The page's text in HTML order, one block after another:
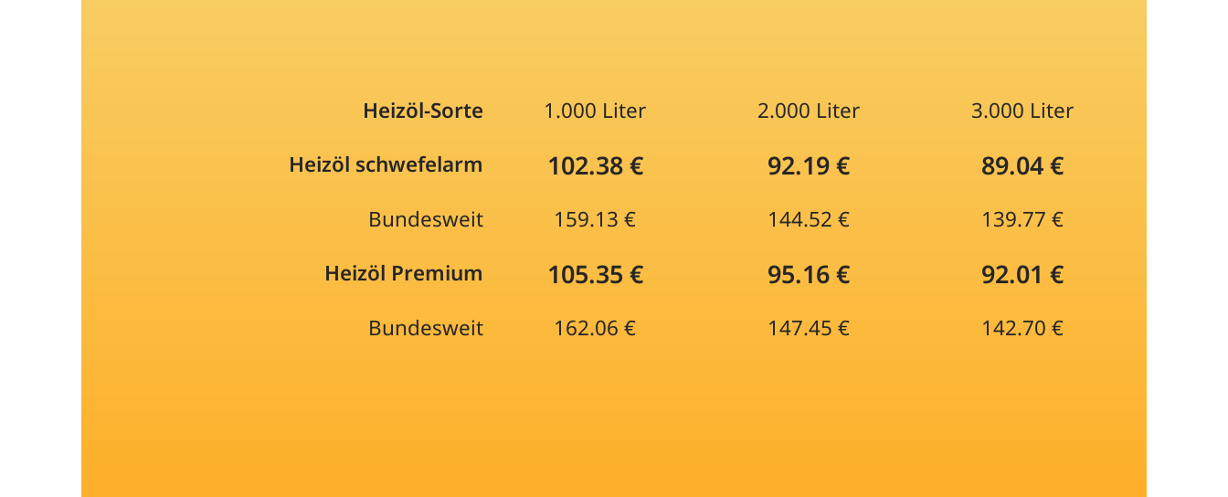
Heizöl-Sorte 1.000 Liter 2.000 Liter
3.000 Liter
Heizöl schwefelarm
102.38 € 92.19 € 89.04 €
Bundesweit 159.13 € 144.52 €
139.77 €
Heizöl Premium
105.35 € 95.16 € 92.01 €
Bundesweit 162.06 € 147.45 € 142.70 €